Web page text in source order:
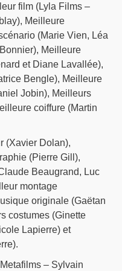
film (Lyla Films –
Meilleure
(Marie Vien, Léa
Meilleure
et Diane Lavallée),
Bengle), Meilleure
Jobin), Meilleurs
coiffure (Martin
(Xavier Dolan),
(Pierre Gill),
Beaugrand, Luc
montage
originale (Gaëtan
costumes (Ginette
Lapierre) et
– Sylvain